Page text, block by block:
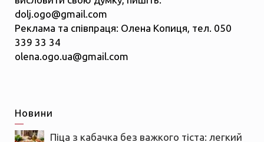
dolj.ogo@gmail.com
Реклама та співпраця: Олена Копиця, тел. 050
339 33 34
olena.ogo.ua@gmail.com
Новини
Піца з кабачка без важкого тіста: легкий